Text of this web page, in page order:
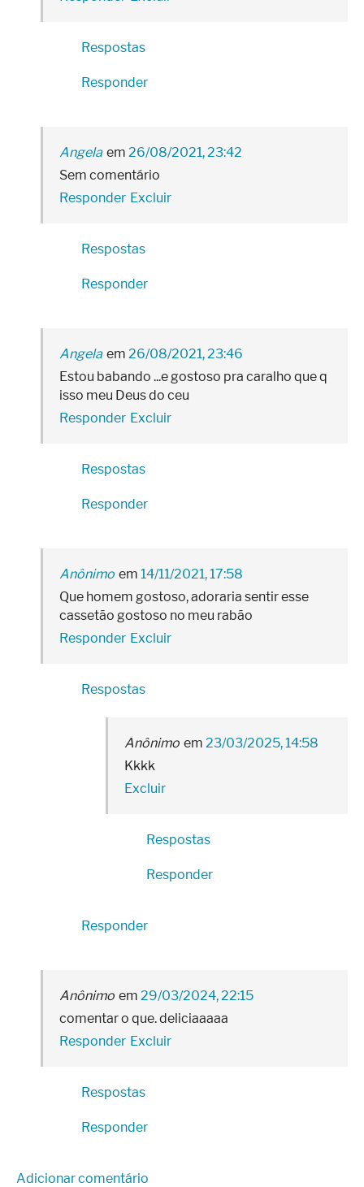
Respostas
Responder
Angela
26/08/2021, 23:42
Sem comentário
Responder Excluir
Respostas
Responder
Angela
26/08/2021, 23:46
Estou babando ...e gostoso pra caralho que q
isso meu Deus do ceu
Responder Excluir
Respostas
Responder
Anônimo
14/11/2021, 17:58
Que homem gostoso, adoraria sentir esse
cassetão gostoso no meu rabão
Responder Excluir
Respostas
Anônimo
23/03/2025, 14:58
Kkkk
Excluir
Respostas
Responder
Responder
Anônimo
29/03/2024, 22:15
comentar o que. deliciaaaaa
Responder Excluir
Respostas
Responder
Adicionar comentário